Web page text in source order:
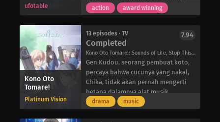
lain, membuatnya canggung dalam
jawab. Akibatnya, Shin mendaftar di
Akademi Sihir kerajaan untuk
mengasah kemampuannya dan
menjadi dewasa di antara para
remaja lainnya. Namun, menjalani
kehidupan normal tidak mungkin
dilakukan, karena dia ditetapkan
sebagai selebriti lokal segera setelah
Keluarga Zabi yang menguasai Side 3
dan memimpin Kerajaan Zeon, masa-
terkenal yang kemudian bertempur
dalam Perang Satu Tahun, rahasia
pengembangan mobile suit, konflik
dengan Pasukan Federasi Bumi, dan
jalan menuju pecahnya perang-
semuanya akan diungkap.
ufotable
terpencil, keluarga Kamado dapat
Tanjirou memutuskan untuk pergi ke
desa setempat untuk menghasilkan
sedikit uang dengan menjual arang.
Dalam perjalanan pulang, malam
tiba, memaksa Tanjirou untuk
berlindung di rumah seorang pria
asing, yang memperingatkannya
tentang keberadaan setan pemakan
action award winning
Kono Oto
Tomare!
Platinum Vision
13 episodes · TV
Completed
Kono Oto Tomare!: Sounds of Life, Stop This Sound!, この音とまれ！
7.94
Gen Kudou, seorang pembuat koto,
percaya bahwa cucunya yang nakal,
Chika, tidak akan pernah mengerti
betapa dalamnya alat musik
tradisional ini. Dalam upaya untuk
drama music